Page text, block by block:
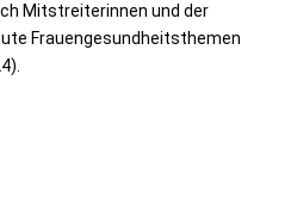
Mitstreiterinnen und der
Frauengesundheitsthemen